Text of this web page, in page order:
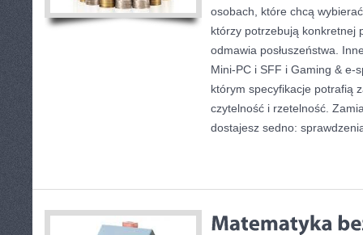
osobach, które chcą
którzy potrzebują konkretnej
odmawia posłuszeństwa.
Mini-PC i SFF i Gaming & e-
którym specyfikacje potrafią
czytelność i rzetelność.
dostajesz sedno: